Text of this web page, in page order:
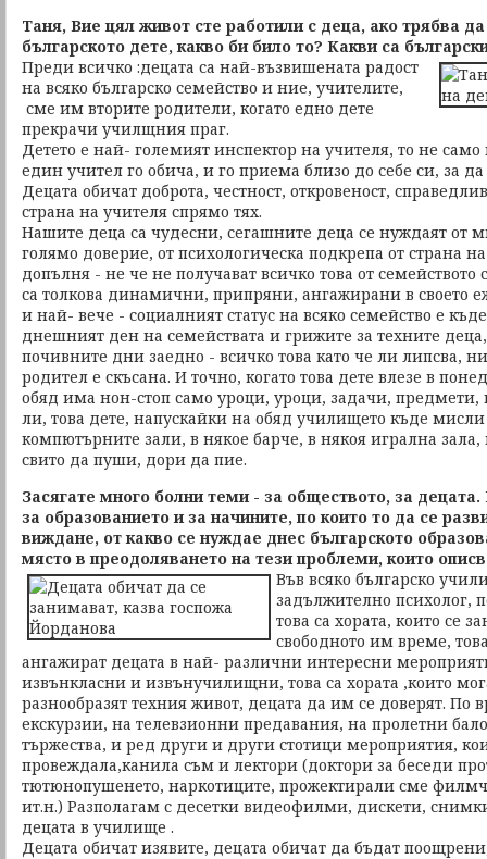
Таня, Вие цял живот сте работили с деца, ако трябва
българското дете, какво би било то? Какви са
Преди всичко :децата са най-възвишената радост
на всяко българско семейство и ние, учителите,
сме им вторите родители, когато едно дете
прекрачи училщния праг.
Детето е най- големият инспектор на учителя, то не
един учител го обича, и го приема близо до себе си, за
Децата обичат доброта, честност, откровеност,
страна на учителя спрямо тях.
Нашите деца са чудесни, сегашните деца се нуждаят от
голямо доверие, от психологическа подкрепа от страна
допълня - не че не получават всичко това от семейството
са толкова динамични, припряни, ангажирани в своето
и най- вече - социалният статус на всяко семейство е
днешният ден на семействата и грижите за техните
почивните дни заедно - всичко това като че ли липсва,
родител е скъсана. И точно, когато това дете влезе в
обяд има нон-стоп само уроци, уроци, задачи, предмети,
ли, това дете, напускайки на обяд училището къде
компютърните зали, в някое барче, в някоя игрална
свито да пуши, дори да пие.
Засягате много болни теми - за обществото, за
за образованието и за начините, по които то да се
виждане, от какво се нуждае днес българското
място в преодоляването на тези проблеми, които
​Във всяко българско
задължително психолог,
това са хората, които се
свободното им време,
ангажират децата в най- различни интересни
извънкласни и извънучилищни, това са хората ,които
разнообразят техния живот, децата да им се доверят. По
екскурзии, на телевзионни предавания, на пролетни
тържества, и ред други и други стотици мероприятия,
провеждала,канила съм и лектори (доктори за беседи
тютюнопушенето, наркотиците, прожектирали сме
ит.н.) Разполагам с десетки видеофилми, дискети,
децата в училище .
Децата обичат изявите, децата обичат да бъдат